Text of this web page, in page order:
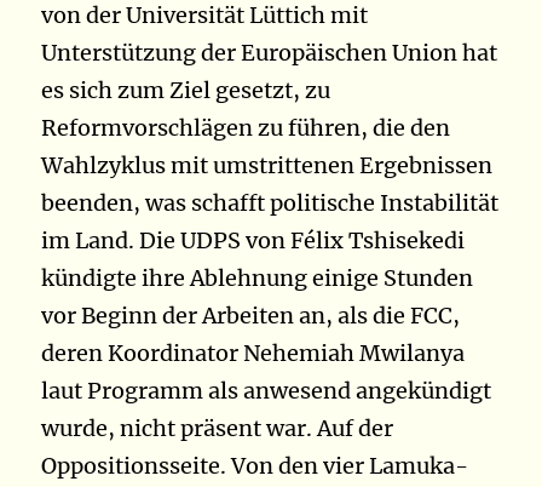
von der Universität Lüttich mit
Unterstützung der Europäischen Union hat
es sich zum Ziel gesetzt, zu
Reformvorschlägen zu führen, die den
Wahlzyklus mit umstrittenen Ergebnissen
beenden, was schafft politische Instabilität
im Land. Die UDPS von Félix Tshisekedi
kündigte ihre Ablehnung einige Stunden
vor Beginn der Arbeiten an, als die FCC,
deren Koordinator Nehemiah Mwilanya
laut Programm als anwesend angekündigt
wurde, nicht präsent war. Auf der
Oppositionsseite. Von den vier Lamuka-